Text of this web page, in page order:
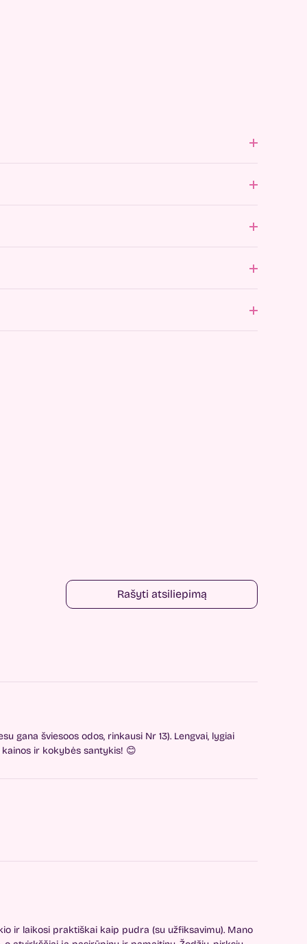
Rašyti atsiliepimą
gana šviesoos odos, rinkausi Nr 13). Lengvai, lygiai
ir kokybės santykis! 😊
ir laikosi praktiškai kaip pudra (su užfiksavimu). Mano